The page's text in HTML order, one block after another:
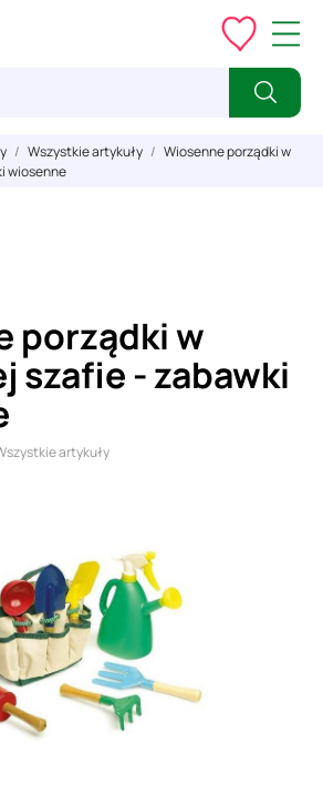
Wszystkie artykuły
Wiosenne porządki w
wiosenne
porządki w
szafie - zabawki
artykuły